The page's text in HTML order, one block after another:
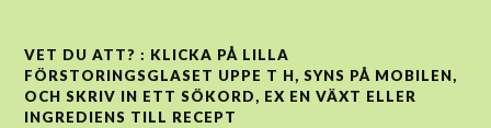
VET DU ATT? : KLICKA PÅ LILLA
FÖRSTORINGSGLASET UPPE T H, SYNS PÅ MOBILEN,
OCH SKRIV IN ETT SÖKORD, EX EN VÄXT ELLER
INGREDIENS TILL RECEPT